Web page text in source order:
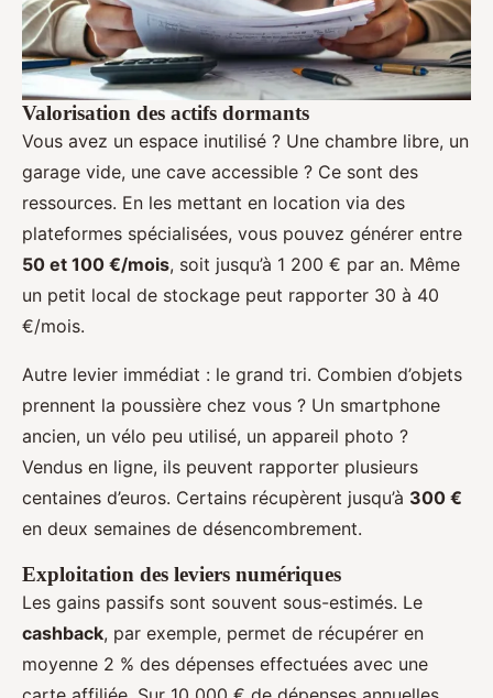
Valorisation des actifs dormants
Vous avez un espace inutilisé ? Une chambre libre, un
garage vide, une cave accessible ? Ce sont des
ressources. En les mettant en location via des
plateformes spécialisées, vous pouvez générer entre
50 et 100 €/mois, soit jusqu’à 1 200 € par an. Même
un petit local de stockage peut rapporter 30 à 40
€/mois.
Autre levier immédiat : le grand tri. Combien d’objets
prennent la poussière chez vous ? Un smartphone
ancien, un vélo peu utilisé, un appareil photo ?
Vendus en ligne, ils peuvent rapporter plusieurs
centaines d’euros. Certains récupèrent jusqu’à 300 €
en deux semaines de désencombrement.
Exploitation des leviers numériques
Les gains passifs sont souvent sous-estimés. Le
cashback, par exemple, permet de récupérer en
moyenne 2 % des dépenses effectuées avec une